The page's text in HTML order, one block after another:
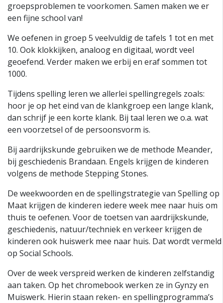
groepsproblemen te voorkomen. Samen maken we er
een fijne school van!
We oefenen in groep 5 veelvuldig de tafels 1 tot en met
10. Ook klokkijken, analoog en digitaal, wordt veel
geoefend. Verder maken we erbij en eraf sommen tot
1000.
Tijdens spelling leren we allerlei spellingregels zoals:
hoor je op het eind van de klankgroep een lange klank,
dan schrijf je een korte klank. Bij taal leren we o.a. wat
een voorzetsel of de persoonsvorm is.
Bij aardrijkskunde gebruiken we de methode Meander,
bij geschiedenis Brandaan. Engels krijgen de kinderen
volgens de methode Stepping Stones.
De weekwoorden en de spellingstrategie van Spelling op
Maat krijgen de kinderen iedere week mee naar huis om
thuis te oefenen. Voor de toetsen van aardrijkskunde,
geschiedenis, natuur/techniek en verkeer krijgen de
kinderen ook huiswerk mee naar huis. Dat wordt vermeld
op Social Schools.
Over de week verspreid werken de kinderen zelfstandig
aan taken. Op het chromebook werken ze in Gynzy en
Muiswerk. Hierin staan reken- en spellingprogramma’s